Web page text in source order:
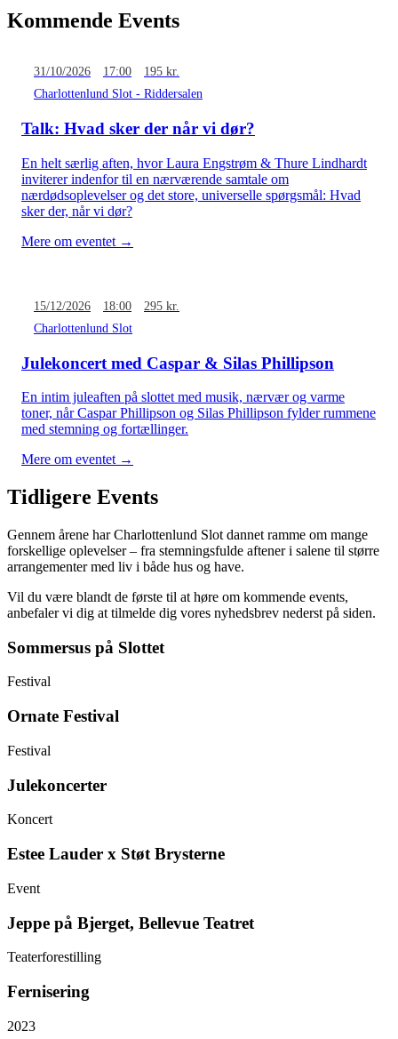
Kommende Events
31/10/2026 17:00
195 kr.
Charlottenlund Slot - Riddersalen
Talk: Hvad sker der når vi dør?
En helt særlig aften, hvor Laura Engstrøm & Thure Lindhardt
inviterer indenfor til en nærværende samtale om
nærdødsoplevelser og det store, universelle spørgsmål: Hvad
sker der, når vi dør?
Mere om eventet →
15/12/2026 18:00
295 kr.
Charlottenlund Slot
Julekoncert med Caspar & Silas Phillipson
En intim juleaften på slottet med musik, nærvær og varme
toner, når Caspar Phillipson og Silas Phillipson fylder rummene
med stemning og fortællinger.
Mere om eventet →
Tidligere Events
Gennem årene har Charlottenlund Slot dannet ramme om mange
forskellige oplevelser – fra stemningsfulde aftener i salene til større
arrangementer med liv i både hus og have.
Vil du være blandt de første til at høre om kommende events,
anbefaler vi dig at tilmelde dig vores nyhedsbrev nederst på siden.
Sommersus på Slottet
Festival
Ornate Festival
Festival
Julekoncerter
Koncert
Estee Lauder x Støt Brysterne
Event
Jeppe på Bjerget, Bellevue Teatret
Teaterforestilling
Fernisering
2023